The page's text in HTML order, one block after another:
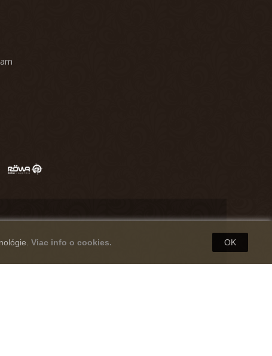
Viac info o cookies. OK